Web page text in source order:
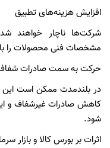
افزایش هزینه‌های تطبیق
شرکت‌ها ناچار خواهند شد
مشخصات فنی محصولات را
حرکت به سمت صادرات
در بلندمدت ممکن است
کاهش صادرات غیرشفاف و
شود.
اثرات بر بورس کالا و بازار